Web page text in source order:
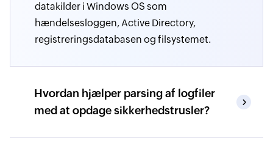
datakilder i Windows OS som
hændelsesloggen, Active Directory,
registreringsdatabasen og filsystemet.
Hvordan hjælper parsing af logfiler
med at opdage sikkerhedstrusler?